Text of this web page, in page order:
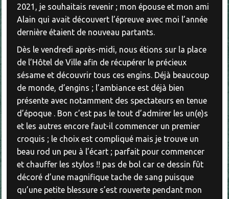
2021, je souhaitais revenir ; mon épouse et mon ami
Alain qui avait découvert l’épreuve avec moi l’année
dernière étaient de nouveau partants.
Dès le vendredi après-midi, nous étions sur la place
de l’Hôtel de Ville afin de récupérer le précieux
sésame et découvrir tous ces engins. Déjà beaucoup
de monde, d’engins ; l’ambiance est déjà bien
présente avec notamment des spectateurs en tenue
d’époque . Bon c’est pas le tout d’admirer les un(e)s
et les autres encore faut-il commencer un premier
croquis ; le choix est compliqué mais je trouve un
beau rod un peu à l’écart ; parfait pour commencer
et chauffer les stylos !! pas de bol car ce dessin fût
décoré d’une magnifique tache de sang puisque
qu’une petite blessure s’est rouverte pendant mon